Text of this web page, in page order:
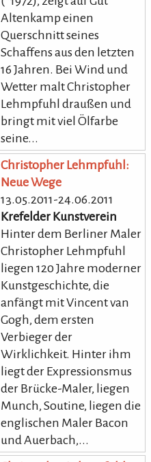
Altenkamp einen
Querschnitt seines
Schaffens aus den letzten
16 Jahren. Bei Wind und
Wetter malt Christopher
Lehmpfuhl draußen und
bringt mit viel Ölfarbe
seine...
Christopher Lehmpfuhl:
Neue Wege
13.05.2011-24.06.2011
Krefelder Kunstverein
Hinter dem Berliner Maler
Christopher Lehmpfuhl
liegen 120 Jahre moderner
Kunstgeschichte, die
anfängt mit Vincent van
Gogh, dem ersten
Verbieger der
Wirklichkeit. Hinter ihm
liegt der Expressionsmus
der Brücke-Maler, liegen
Munch, Soutine, liegen die
englischen Maler Bacon
und Auerbach,...